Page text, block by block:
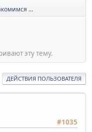
...
эту тему.
ДЕЙСТВИЯ ПОЛЬЗОВАТЕЛЯ
#1035